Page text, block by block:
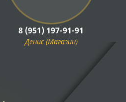
8 (951) 197-91-91
Денис (Магазин)